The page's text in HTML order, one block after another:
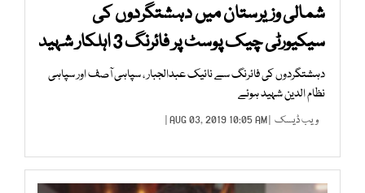
شمالی وزیرستان میں دہشتگردوں کی
سیکیورٹی چیک پوسٹ پر فائرنگ 3 اہلکار شہید
دہشتگردوں کی فائرنگ سے نائیک عبدالجبار ، سپاہی آصف اور سپاہی
نظام الدین شہید ہوئے
ویب ڈیسک | AUG 03, 2019 10:05 AM |